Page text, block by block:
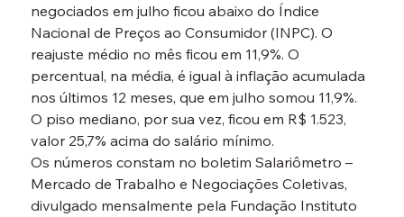
negociados em julho ficou abaixo do Índice
Nacional de Preços ao Consumidor (INPC). O
reajuste médio no mês ficou em 11,9%. O
percentual, na média, é igual à inflação acumulada
nos últimos 12 meses, que em julho somou 11,9%.
O piso mediano, por sua vez, ficou em R$ 1.523,
valor 25,7% acima do salário mínimo.
Os números constam no boletim Salariômetro –
Mercado de Trabalho e Negociações Coletivas,
divulgado mensalmente pela Fundação Instituto